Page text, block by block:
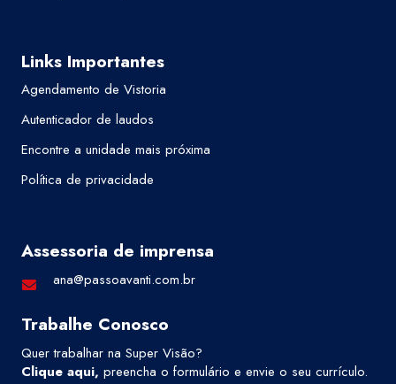
Links Importantes
Agendamento de Vistoria
Autenticador de laudos
Encontre a unidade mais próxima
Política de privacidade
Assessoria de imprensa
ana@passoavanti.com.br
Trabalhe Conosco
Quer trabalhar na Super Visão?
Clique aqui, preencha o formulário e envie o seu currículo.